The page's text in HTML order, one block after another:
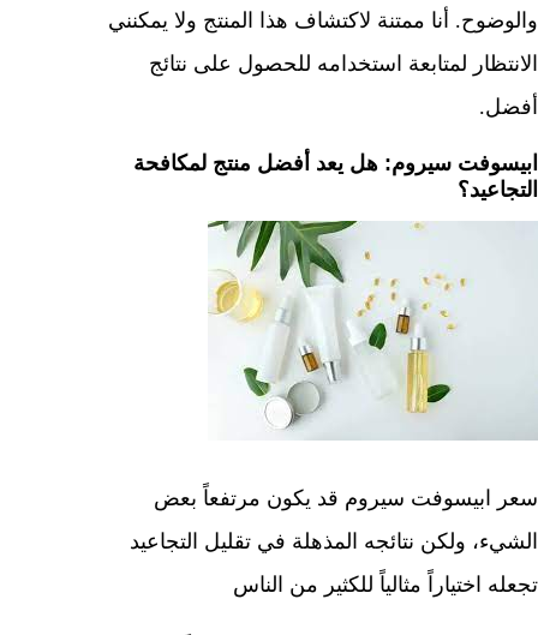
والوضوح. أنا ممتنة لاكتشاف هذا المنتج ولا يمكنني
الانتظار لمتابعة استخدامه للحصول على نتائج
أفضل.
ابيسوفت سيروم: هل يعد أفضل منتج لمكافحة
التجاعيد؟
سعر ابيسوفت سيروم قد يكون مرتفعاً بعض
الشيء، ولكن نتائجه المذهلة في تقليل التجاعيد
تجعله اختياراً مثالياً للكثير من الناس